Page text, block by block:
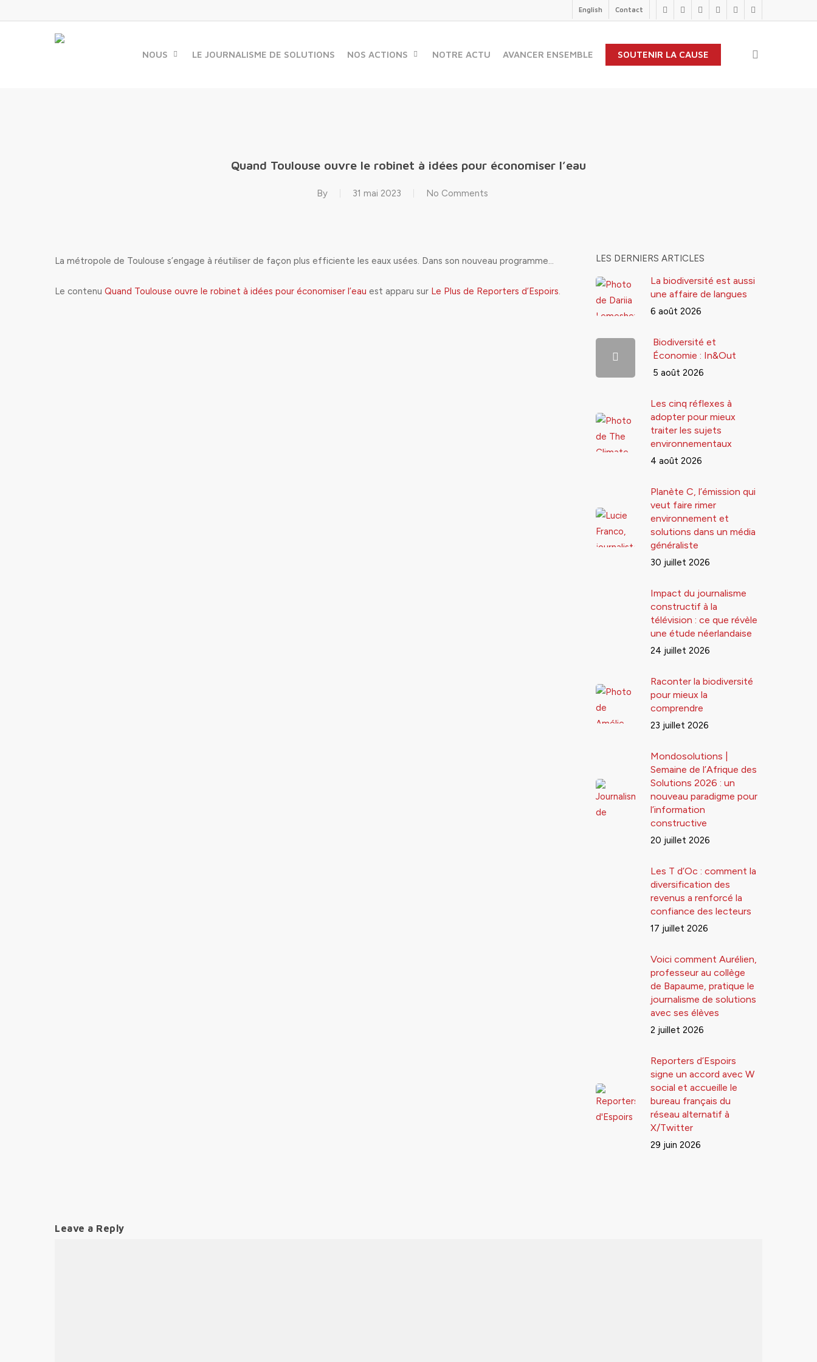
to
twitterfacebooklinkedinyoutubeinstagram
flickr
English Contact
NOUS LE JOURNALISME DE SOLUTIONS NOS ACTIONS NOTRE ACTU AVANCER ENSEMBLE SOUTENIR LA CAUSE
Quand Toulouse ouvre le robinet à idées pour économiser l’eau
By 31 mai 2023 No Comments
La métropole de Toulouse s’engage à réutiliser de façon plus efficiente les eaux usées. Dans son nouveau programme…
Le contenu Quand Toulouse ouvre le robinet à idées pour économiser l’eau est apparu sur Le Plus de Reporters d’Espoirs.
LES DERNIERS ARTICLES
La biodiversité est aussi
une affaire de langues
6 août 2026
Biodiversité et
Économie : In&Out
5 août 2026
Les cinq réflexes à
adopter pour mieux
traiter les sujets
environnementaux
4 août 2026
Planète C, l’émission qui
veut faire rimer
environnement et
solutions dans un média
généraliste
30 juillet 2026
Impact du journalisme
constructif à la
télévision : ce que révèle
une étude néerlandaise
24 juillet 2026
Raconter la biodiversité
pour mieux la
comprendre
23 juillet 2026
Mondosolutions |
Semaine de l’Afrique des
Solutions 2026 : un
nouveau paradigme pour
l’information
constructive
20 juillet 2026
Les T d’Oc : comment la
diversification des
revenus a renforcé la
confiance des lecteurs
17 juillet 2026
Voici comment Aurélien,
professeur au collège
de Bapaume, pratique le
journalisme de solutions
avec ses élèves
2 juillet 2026
Reporters d’Espoirs
signe un accord avec W
social et accueille le
bureau français du
réseau alternatif à
X/Twitter
29 juin 2026
Leave a Reply